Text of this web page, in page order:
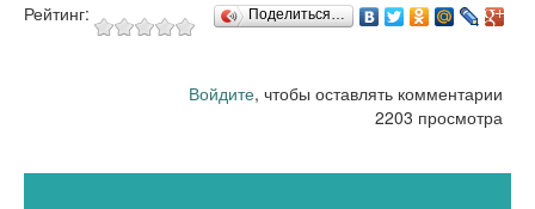
Рейтинг: Поделиться…
Войдите, чтобы оставлять комментарии
2203 просмотра